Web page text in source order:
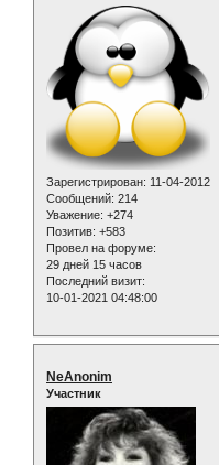
Зарегистрирован: 11-04-2012
Сообщений: 214
Уважение: +274
Позитив: +583
Провел на форуме:
29 дней 15 часов
Последний визит:
10-01-2021 04:48:00
NeAnonim
Участник